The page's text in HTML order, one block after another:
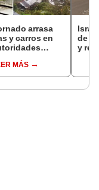
arrasa
y carros en
MÁS
de
y